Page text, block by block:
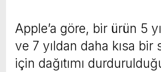
Apple’a göre, bir ürün 5
ve 7 yıldan daha kısa bir
için dağıtımı